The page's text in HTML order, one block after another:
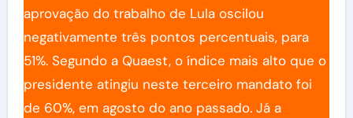
aprovação do trabalho de Lula oscilou
negativamente três pontos percentuais, para
51%. Segundo a Quaest, o índice mais alto que o
presidente atingiu neste terceiro mandato foi
de 60%, em agosto do ano passado. Já a